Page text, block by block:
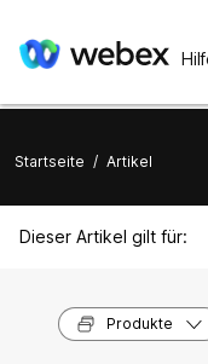
Startseite / Artikel
Dieser Artikel gilt für:
Produkte